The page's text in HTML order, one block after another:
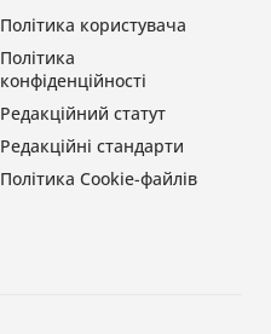
Політика користувача
Політика
конфіденційності
Редакційний статут
Редакційні стандарти
Політика Cookie-файлів